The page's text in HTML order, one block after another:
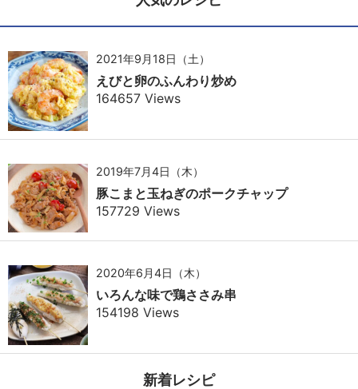
2021年9月18日（土）
えびと卵のふんわり炒め
164657 Views
2019年7月4日（木）
豚こまと玉ねぎのポークチャップ
157729 Views
2020年6月4日（木）
いろんな味で鶏ささみ串
154198 Views
新着レシピ